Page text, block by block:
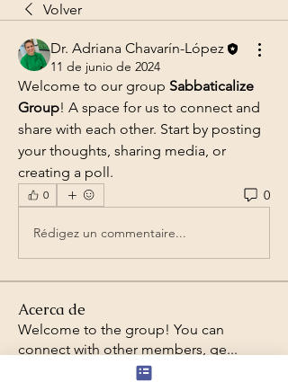
Volver
Dr. Adriana Chavarín-López
11 de junio de 2024
Welcome to our group Sabbaticalize
Group! A space for us to connect and
share with each other. Start by posting
your thoughts, sharing media, or
creating a poll.
0 0
Rédigez un commentaire...
Acerca de
Welcome to the group! You can
connect with other members, ge...